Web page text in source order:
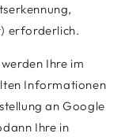
erforderlich.
Ihre im
Informationen
an Google
Ihre in